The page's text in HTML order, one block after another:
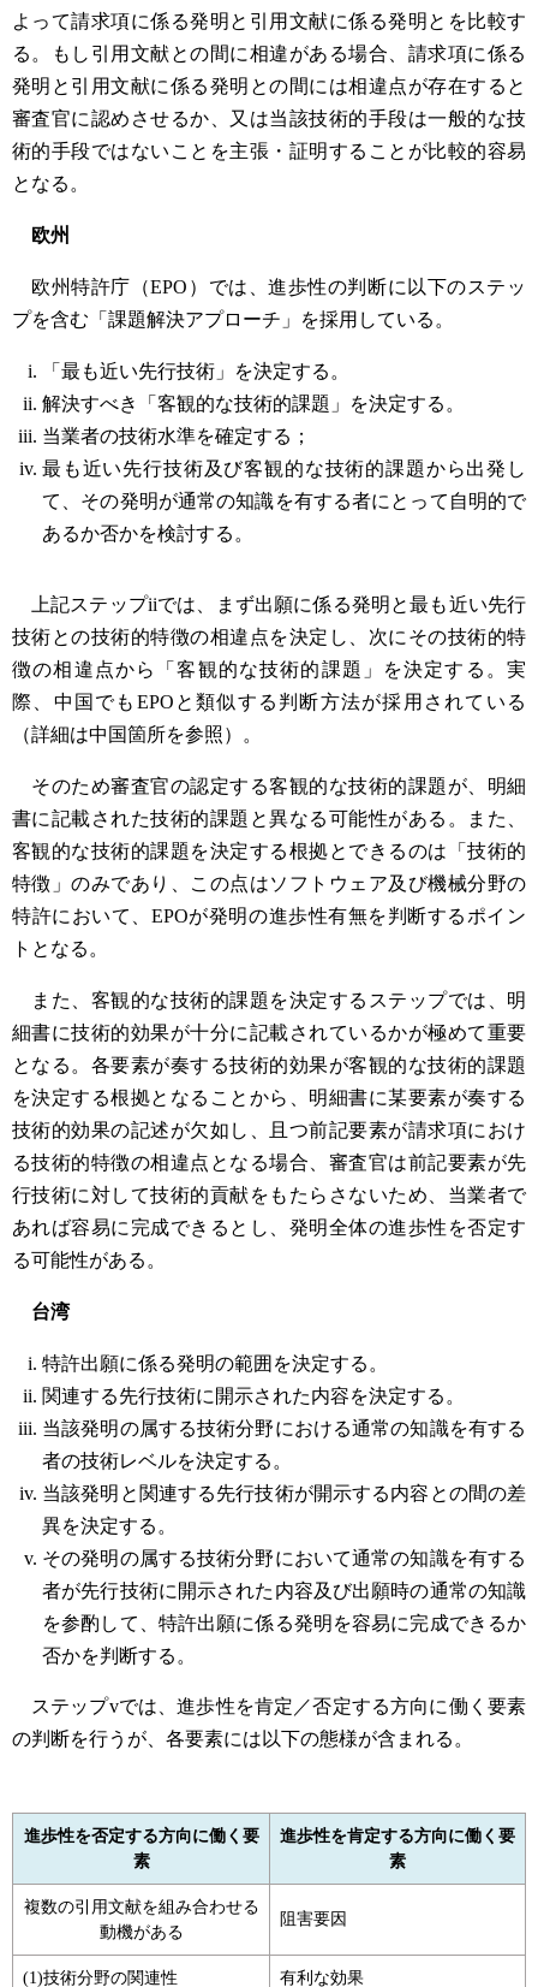
よって請求項に係る発明と引用文献に係る発明とを比較す
る。もし引用文献との間に相違がある場合、請求項に係る
発明と引用文献に係る発明との間には相違点が存在すると
審査官に認めさせるか、又は当該技術的手段は一般的な技
術的手段ではないことを主張・証明することが比較的容易
となる。
欧州
欧州特許庁（EPO）では、進歩性の判断に以下のステッ
プを含む「課題解決アプローチ」を採用している。
「最も近い先行技術」を決定する。
解決すべき「客観的な技術的課題」を決定する。
当業者の技術水準を確定する；
最も近い先行技術及び客観的な技術的課題から出発し
て、その発明が通常の知識を有する者にとって自明的で
あるか否かを検討する。
上記ステップiiでは、まず出願に係る発明と最も近い先行
技術との技術的特徴の相違点を決定し、次にその技術的特
徴の相違点から「客観的な技術的課題」を決定する。実
際、中国でもEPOと類似する判断方法が採用されている
（詳細は中国箇所を参照）。
そのため審査官の認定する客観的な技術的課題が、明細
書に記載された技術的課題と異なる可能性がある。また、
客観的な技術的課題を決定する根拠とできるのは「技術的
特徴」のみであり、この点はソフトウェア及び機械分野の
特許において、EPOが発明の進歩性有無を判断するポイン
トとなる。
また、客観的な技術的課題を決定するステップでは、明
細書に技術的効果が十分に記載されているかが極めて重要
となる。各要素が奏する技術的効果が客観的な技術的課題
を決定する根拠となることから、明細書に某要素が奏する
技術的効果の記述が欠如し、且つ前記要素が請求項におけ
る技術的特徴の相違点となる場合、審査官は前記要素が先
行技術に対して技術的貢献をもたらさないため、当業者で
あれば容易に完成できるとし、発明全体の進歩性を否定す
る可能性がある。
台湾
特許出願に係る発明の範囲を決定する。
関連する先行技術に開示された内容を決定する。
当該発明の属する技術分野における通常の知識を有する
者の技術レベルを決定する。
当該発明と関連する先行技術が開示する内容との間の差
異を決定する。
その発明の属する技術分野において通常の知識を有する
者が先行技術に開示された内容及び出願時の通常の知識
を参酌して、特許出願に係る発明を容易に完成できるか
否かを判断する。
ステップvでは、進歩性を肯定／否定する方向に働く要素
の判断を行うが、各要素には以下の態様が含まれる。
進歩性を否定する方向に働く要
素
進歩性を肯定する方向に働く要
素
複数の引用文献を組み合わせる
動機がある
阻害要因
(1)技術分野の関連性 有利な効果